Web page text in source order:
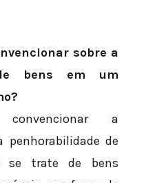
sobre a
bens em um
a
penhorabilidade de
se trate de bens